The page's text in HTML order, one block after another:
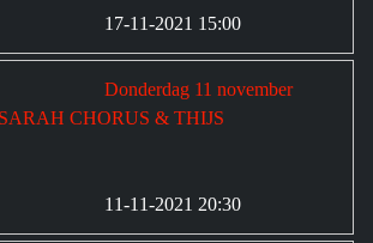
17-11-2021 15:00
Donderdag 11 november
CHORUS & THIJS
11-11-2021 20:30